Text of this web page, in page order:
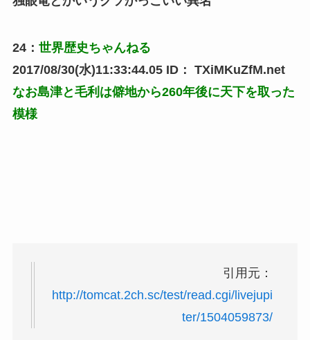
24： 世界歴史ちゃんねる
2017/08/30(水)11:33:44.05ID： TXiMKuZfM.net
なお島津と毛利は僻地から260年後に天下を取った
模様
引用元：
http://tomcat.2ch.sc/test/read.cgi/livejupi
ter/1504059873/